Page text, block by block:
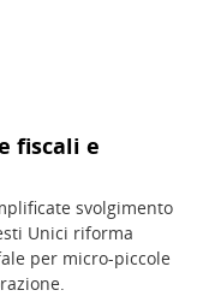
fiscali e
svolgimento
Unici riforma
per micro-piccole